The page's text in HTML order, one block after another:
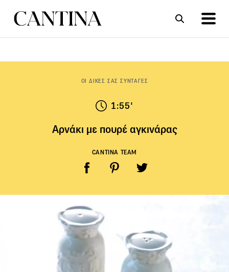
ΟΙ ΔΙΚΕΣ ΣΑΣ ΣΥΝΤΑΓΕΣ
1:55'
Αρνάκι με πουρέ αγκινάρας
CANTINA TEAM